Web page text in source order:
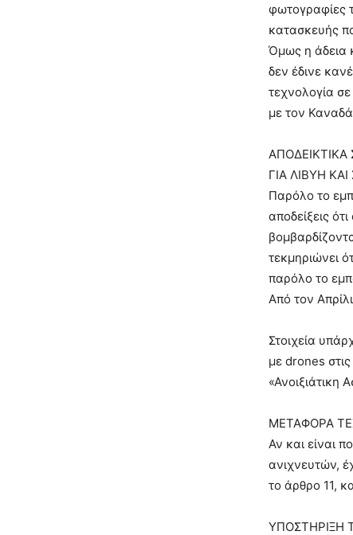
φωτογραφίες
κατασκευής
Όμως η άδεια
δεν έδινε
τεχνολογία
με τον
ΑΠΟΔΕΙΚΤΙΚΑ
ΓΙΑ ΛΙΒΥΗ ΚΑΙ
Παρόλο το
αποδείξεις
τεκμηριώνει
παρόλο το
Από τον
Στοιχεία
με drones στις
«Ανοιξιάτικη
ΜΕΤΑΦΟΡΑ
Αν και είναι
ανιχνευτών,
το άρθρο 11,
ΥΠΟΣΤΗΡΙΞΗ